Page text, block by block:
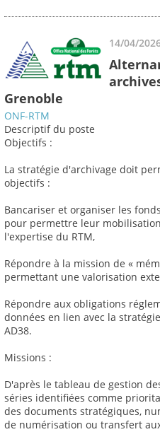
14/04/
Grenoble
ONF-RTM
Descriptif du poste
Objectifs :
La stratégie d'archivage doit
objectifs :
Bancariser et organiser les
pour permettre leur
l'expertise du RTM,
Répondre à la mission de «
permettant une valorisation
Répondre aux obligations
données en lien avec la
AD38.
Missions :
D'après le tableau de gestion
séries identifiées comme
des documents stratégiques,
de numérisation ou transfert